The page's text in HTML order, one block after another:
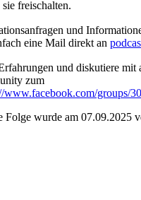
freischalten.
und
eine Mail direkt an
und diskutiere mit
zum
www.facebook.com/groups/
Folge wurde am 07.09.2025